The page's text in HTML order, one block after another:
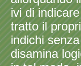
ivi di
tratto il
indichi
disamina